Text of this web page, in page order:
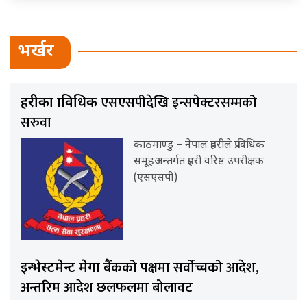
भर्खर
प्रहरीका प्राविधिकएसएसपीदेखि इन्सपेक्टरसम्मको
सरुवा
काठमाण्डु – नेपाल प्रहरीले प्राविधिक
समूहअन्तर्गत प्रहरी वरिष्ठ उपरीक्षक
(एसएसपी)
इन्भेस्टमेन्ट मेगाबैंकको पक्षमा सर्वाेच्चको आदेश,
अन्तरिम आदेश छलफलमा बोलावट